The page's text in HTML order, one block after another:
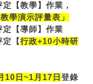
【教學】作業，
學演示評量表」
定【導師】作業
定【行政+10小時研
10日~1月17日 登錄